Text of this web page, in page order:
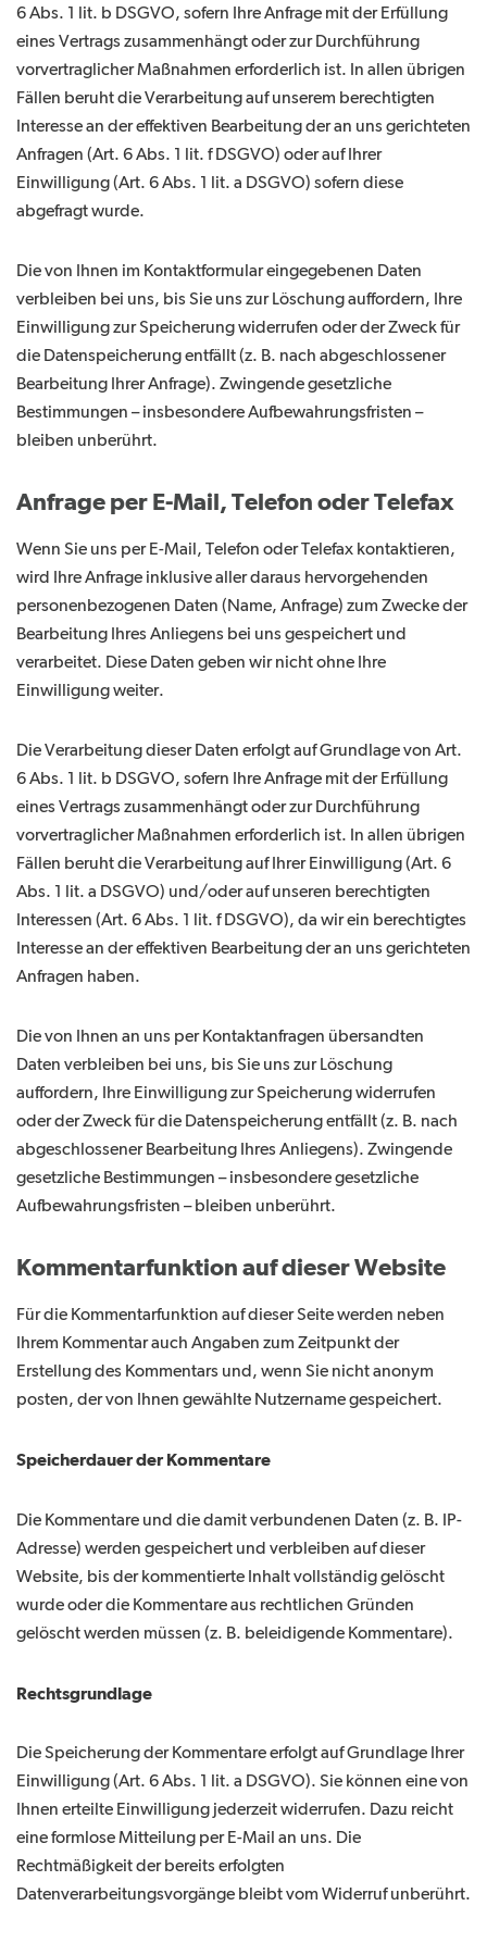
6 Abs. 1 lit. b DSGVO, sofern Ihre Anfrage mit der Erfüllung
eines Vertrags zusammenhängt oder zur Durchführung
vorvertraglicher Maßnahmen erforderlich ist. In allen übrigen
Fällen beruht die Verarbeitung auf unserem berechtigten
Interesse an der effektiven Bearbeitung der an uns gerichteten
Anfragen (Art. 6 Abs. 1 lit. f DSGVO) oder auf Ihrer
Einwilligung (Art. 6 Abs. 1 lit. a DSGVO) sofern diese
abgefragt wurde.
Die von Ihnen im Kontaktformular eingegebenen Daten
verbleiben bei uns, bis Sie uns zur Löschung auffordern, Ihre
Einwilligung zur Speicherung widerrufen oder der Zweck für
die Datenspeicherung entfällt (z. B. nach abgeschlossener
Bearbeitung Ihrer Anfrage). Zwingende gesetzliche
Bestimmungen – insbesondere Aufbewahrungsfristen –
bleiben unberührt.
Anfrage per E-Mail, Telefon oder Telefax
Wenn Sie uns per E-Mail, Telefon oder Telefax kontaktieren,
wird Ihre Anfrage inklusive aller daraus hervorgehenden
personenbezogenen Daten (Name, Anfrage) zum Zwecke der
Bearbeitung Ihres Anliegens bei uns gespeichert und
verarbeitet. Diese Daten geben wir nicht ohne Ihre
Einwilligung weiter.
Die Verarbeitung dieser Daten erfolgt auf Grundlage von Art.
6 Abs. 1 lit. b DSGVO, sofern Ihre Anfrage mit der Erfüllung
eines Vertrags zusammenhängt oder zur Durchführung
vorvertraglicher Maßnahmen erforderlich ist. In allen übrigen
Fällen beruht die Verarbeitung auf Ihrer Einwilligung (Art. 6
Abs. 1 lit. a DSGVO) und/oder auf unseren berechtigten
Interessen (Art. 6 Abs. 1 lit. f DSGVO), da wir ein berechtigtes
Interesse an der effektiven Bearbeitung der an uns gerichteten
Anfragen haben.
Die von Ihnen an uns per Kontaktanfragen übersandten
Daten verbleiben bei uns, bis Sie uns zur Löschung
auffordern, Ihre Einwilligung zur Speicherung widerrufen
oder der Zweck für die Datenspeicherung entfällt (z. B. nach
abgeschlossener Bearbeitung Ihres Anliegens). Zwingende
gesetzliche Bestimmungen – insbesondere gesetzliche
Aufbewahrungsfristen – bleiben unberührt.
Kommentarfunktion auf dieser Website
Für die Kommentarfunktion auf dieser Seite werden neben
Ihrem Kommentar auch Angaben zum Zeitpunkt der
Erstellung des Kommentars und, wenn Sie nicht anonym
posten, der von Ihnen gewählte Nutzername gespeichert.
Speicherdauer der Kommentare
Die Kommentare und die damit verbundenen Daten (z. B. IP-
Adresse) werden gespeichert und verbleiben auf dieser
Website, bis der kommentierte Inhalt vollständig gelöscht
wurde oder die Kommentare aus rechtlichen Gründen
gelöscht werden müssen (z. B. beleidigende Kommentare).
Rechtsgrundlage
Die Speicherung der Kommentare erfolgt auf Grundlage Ihrer
Einwilligung (Art. 6 Abs. 1 lit. a DSGVO). Sie können eine von
Ihnen erteilte Einwilligung jederzeit widerrufen. Dazu reicht
eine formlose Mitteilung per E-Mail an uns. Die
Rechtmäßigkeit der bereits erfolgten
Datenverarbeitungsvorgänge bleibt vom Widerruf unberührt.